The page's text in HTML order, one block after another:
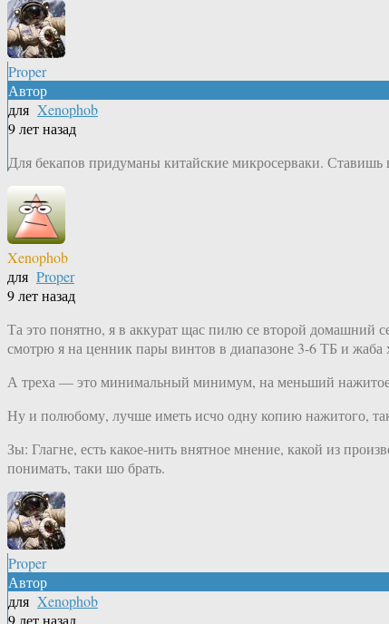
Proper
Автор
для Xenophob
9 лет назад
Для бекапов придуманы китайские микросерваки. Ставишь
Xenophob
для Proper
9 лет назад
Та это понятно, я в аккурат щас пилю се второй домашний
смотрю я на ценник пары винтов в диапазоне 3-6 ТБ и жаба
А треха — это минимальный минимум, на меньший нажитое
Ну и полюбому, лучше иметь исчо одну копию нажитого,
Зы: Глагне, есть какое-нить внятное мнение, какой из
понимать, таки шо брать.
Proper
Автор
для Xenophob
9 лет назад